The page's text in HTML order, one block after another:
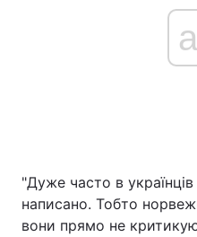
"Дуже часто в
написано. Тобто
вони прямо не